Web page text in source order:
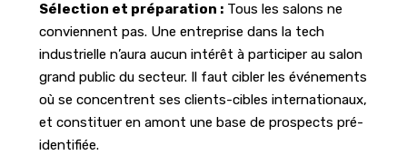
Sélection et préparation :Tous les salons ne
conviennent pas. Une entreprise dans la tech
industrielle n’aura aucun intérêt à participer au salon
grand public du secteur. Il faut cibler les événements
où se concentrent ses clients-cibles internationaux,
et constituer en amont une base de prospects pré-
identifiée.